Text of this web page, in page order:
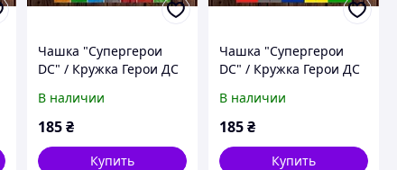
Чашка "Супергерои
DC" / Кружка Герои ДС
В наличии
185 ₴
Купить
Чашка "Супергерои
DC" / Кружка Герои ДС
В наличии
185₴
Купить